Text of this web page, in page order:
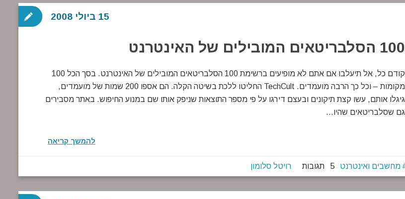
100 הסלבריטאים המובילים של האינטרנט
קודם כל, אל תיעלבו אם אתם לא מופיעים ברשימת 100 הסלבריטאים המובילים של האינטרנט. בסך הכל 100
מקומות – וכל כך הרבה מועמדים. TechCult החליטו ללכת בשיטה הקלה. הם אספו 200 שמות של מועמדים,
גיגלו אותם, עשו קצת תיקונים ובעצם דירגו על פי מספר התוצאות שניפק אותו שם במנוע החיפוש. באתר מסבירים
גם שסלבריטאים שהיו…
להמשך קריאה
15 ביולי 2008
מחשבים ואינטרנט 5 תגובות רויטל סלומון